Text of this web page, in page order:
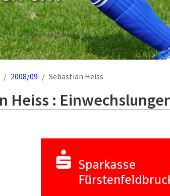
2008/09 Sebastian Heiss
Heiss :